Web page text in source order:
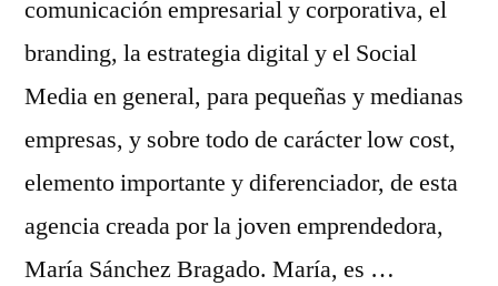
comunicación empresarial y corporativa, el
branding, la estrategia digital y el Social
Media en general, para pequeñas y medianas
empresas, y sobre todo de carácter low cost,
elemento importante y diferenciador, de esta
agencia creada por la joven emprendedora,
María Sánchez Bragado. María, es …